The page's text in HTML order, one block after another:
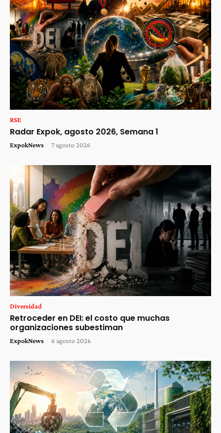
RSE
Radar Expok, agosto 2026, Semana 1
ExpokNews - 7 agosto 2026
Diversidad
Retroceder en DEI: el costo que muchas
organizaciones subestiman
ExpokNews - 6 agosto 2026